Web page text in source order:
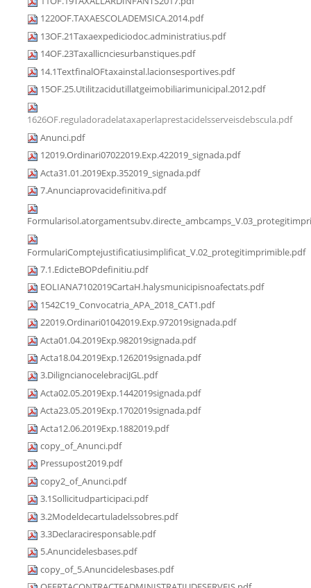
1220OF.TAXAESCOLADEMSICA.2014.pdf
13OF.21Taxaexpediciodoc.administratius.pdf
14OF.23Taxallicnciesurbanstiques.pdf
14.1TextfinalOFtaxainstal.lacionsesportives.pdf
15OF.25.Utilitzacidutillatgeimobiliarimunicipal.2012.pdf
1626OF.reguladoradelataxaperlaprestacidelsserveisdebscula.pdf
Anunci.pdf
12019.Ordinari07022019.Exp.422019_signada.pdf
Acta31.01.2019Exp.352019_signada.pdf
7.Anunciaprovacidefinitiva.pdf
FormulariComptejustificatiusimplificat_V.02_protegitimprimible.pdf
7.1.EdicteBOPdefinitiu.pdf
EOLIANA7102019CartaH.halysmunicipisnoafectats.pdf
1542C19_Convocatria_APA_2018_CAT1.pdf
22019.Ordinari01042019.Exp.972019signada.pdf
Acta01.04.2019Exp.982019signada.pdf
Acta18.04.2019Exp.1262019signada.pdf
3.DiligncianocelebraciJGL.pdf
Acta02.05.2019Exp.1442019signada.pdf
Acta23.05.2019Exp.1702019signada.pdf
Acta12.06.2019Exp.1882019.pdf
copy_of_Anunci.pdf
Pressupost2019.pdf
copy2_of_Anunci.pdf
3.1Sollicitudparticipaci.pdf
3.2Modeldecartuladelssobres.pdf
3.3Declaraciresponsable.pdf
5.Anuncidelesbases.pdf
copy_of_5.Anuncidelesbases.pdf